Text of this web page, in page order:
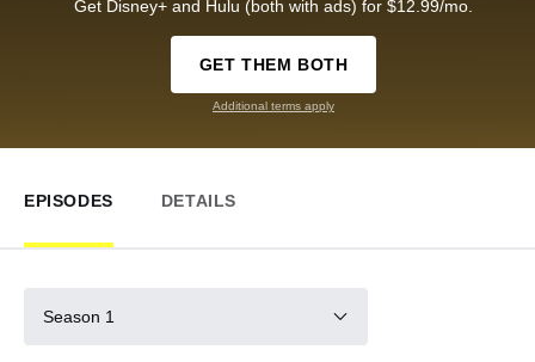
Get Disney+ and Hulu (both with ads) for $12.99/mo.
GET THEM BOTH
Additional terms apply
EPISODES DETAILS
Season 1